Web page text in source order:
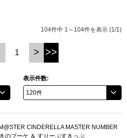
104件中 1～104件を表示 (1/1)
1 > >>
表示件数:
CINDERELLA MASTER NUMBER
のブーケ ＆ すりーぷすきっぷ